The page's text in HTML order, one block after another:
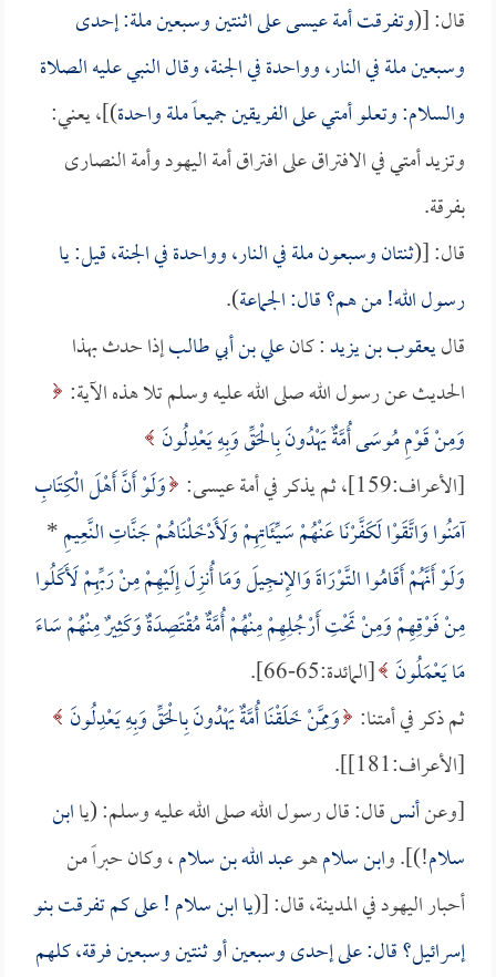
قال: [(وتفرقت أمة عيسى على اثنتين وسبعين ملة: إحدى
وسبعين ملة في النار، وواحدة في الجنة، وقال النبي عليه الصلاة
والسلام: وتعلو أمتي على الفريقين جميعاً ملة واحدة)]، يعني:
وتزيد أمتي في الافتراق على افتراق أمة اليهود وأمة النصارى
بفرقة.
قال: [(ثنتان وسبعون ملة في النار، وواحدة في الجنة، قيل: يا
رسول الله! من هم؟ قال: الجماعة).
قاليعقوب بن يزيد: كانعلي بن أبي طالبإذا حدث بهذا
الحديث عن رسول الله صلى الله عليه وسلم تلا هذه الآية:
وَمِنْ قَوْمِ مُوسَى أُمَّةٌ يَهْدُونَ بِالْحَقِّ وَبِهِ يَعْدِلُونَ
[الأعراف:159]، ثم يذكر في أمة عيسى:
وَلَوْ أَنَّ أَهْلَ الْكِتَابِ
آمَنُوا وَاتَّقَوْا لَكَفَّرْنَا عَنْهُمْ سَيِّئَاتِهِمْ وَلَأَدْخَلْنَاهُمْ جَنَّاتِ النَّعِيمِ*
وَلَوْ أَنَّهُمْ أَقَامُوا التَّوْرَاةَ وَالإِنجِيلَ وَمَا أُنزِلَ إِلَيْهِمْ مِنْ رَبِّهِمْ لَأَكَلُوا
مِنْ فَوْقِهِمْ وَمِنْ تَحْتِ أَرْجُلِهِمْ مِنْهُمْ أُمَّةٌ مُقْتَصِدَةٌ وَكَثِيرٌ مِنْهُمْ سَاءَ
مَا يَعْمَلُونَ [المائدة:65-66].
ثم ذكر في أمتنا: وَمِمَّنْ خَلَقْنَا أُمَّةٌ يَهْدُونَ بِالْحَقِّ وَبِهِ يَعْدِلُونَ
[الأعراف:181]].
[وعنأنسقال: قال رسول الله صلى الله عليه وسلم: (ياابن
سلام!)]. وابن سلامهوعبد الله بن سلام، وكان حبراً من
أحبار اليهود في المدينة، قال: [(ياابن سلام! على كم تفرقت بنو
إسرائيل؟ قال: على إحدى وسبعين أو ثنتين وسبعين فرقة، كلهم